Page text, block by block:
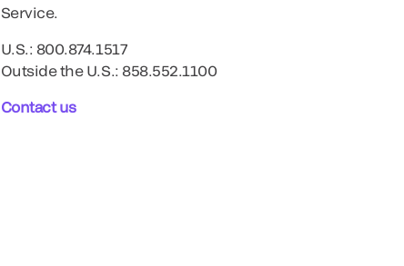
Service.
U.S.: 800.874.1517
Outside the U.S.: 858.552.1100
Contact us